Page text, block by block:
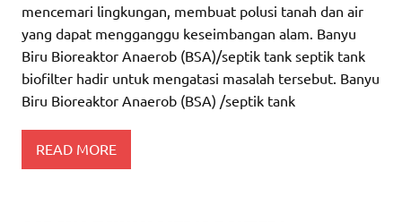
mencemari lingkungan, membuat polusi tanah dan air
yang dapat mengganggu keseimbangan alam. Banyu
Biru Bioreaktor Anaerob (BSA)/septik tank septik tank
biofilter hadir untuk mengatasi masalah tersebut. Banyu
Biru Bioreaktor Anaerob (BSA) /septik tank
READ MORE